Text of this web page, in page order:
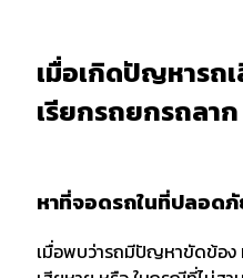
เมื่อเกิดปัญหารถ
เรียกรถยกรถลาก
หาที่จอดรถในที่ปลอด
เมื่อพบว่ารถมีปัญหาขัดข้อง